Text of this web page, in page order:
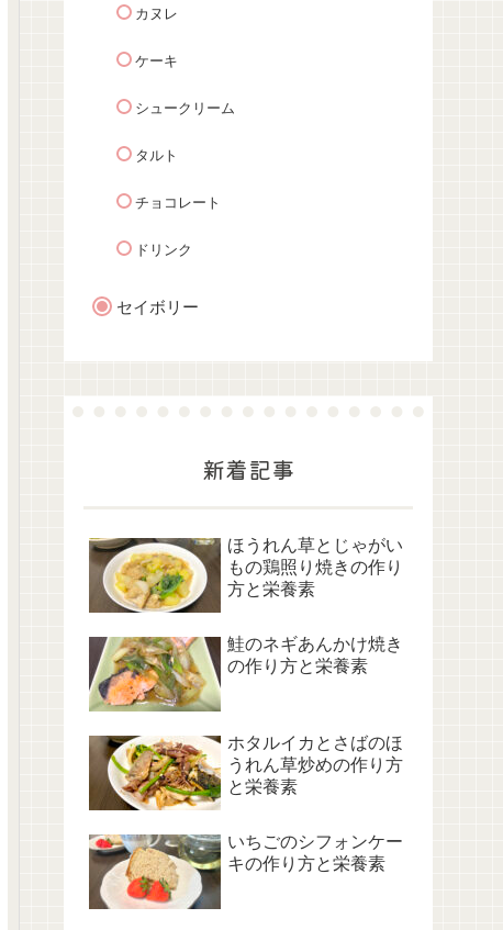
カヌレ
ケーキ
シュークリーム
タルト
チョコレート
ドリンク
セイボリー
新着記事
ほうれん草とじゃがい
もの鶏照り焼きの作り
方と栄養素
鮭のネギあんかけ焼き
の作り方と栄養素
ホタルイカとさばのほ
うれん草炒めの作り方
と栄養素
いちごのシフォンケー
キの作り方と栄養素